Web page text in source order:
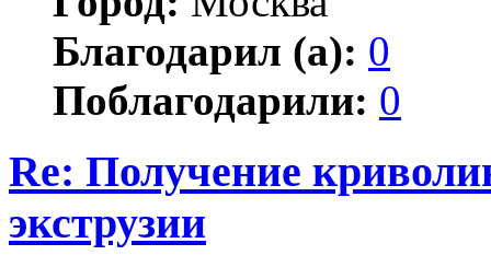
Благодарил (а): 0
Поблагодарили: 0
Re: Получение
экструзии